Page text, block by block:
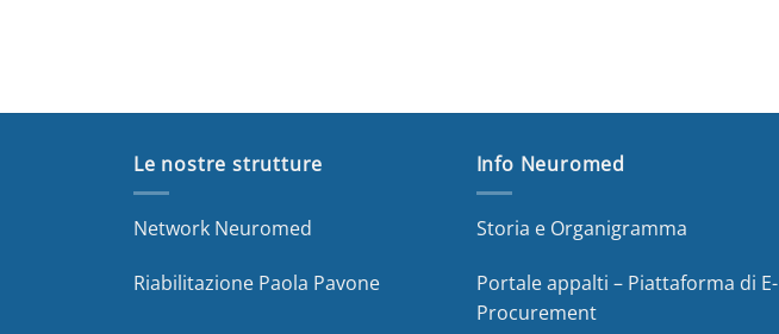
Le nostre strutture
Network Neuromed
Riabilitazione Paola Pavone
Info Neuromed
Storia e Organigramma
Portale appalti – Piattaforma di E-
Procurement